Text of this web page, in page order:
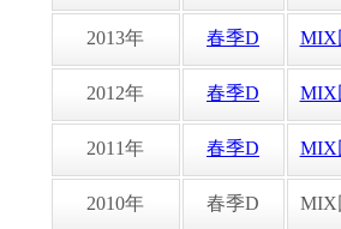
2013年 春季D MIX
2012年 春季D MIX
2011年 春季D MIX
2010年 春季D MIX